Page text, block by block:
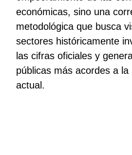
económicas, sino una
metodológica que busca
sectores históricamente
las cifras oficiales y
públicas más acordes a la
actual.